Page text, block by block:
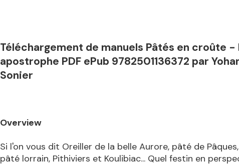
Téléchargement de manuels Pâtés en croûte -
apostrophe PDF ePub 9782501136372 par
Sonier
Overview
Si l'on vous dit Oreiller de la belle Aurore, pâté de
pâté lorrain, Pithiviers et Koulibiac... Quel festin en